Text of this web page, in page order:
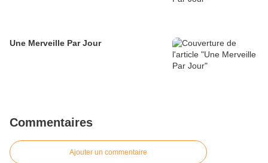
Une Merveille Par Jour
Commentaires
Ajouter un commentaire